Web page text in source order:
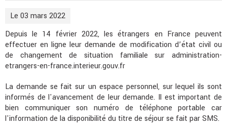
Le 03 mars 2022
Depuis le 14 février 2022, les étrangers en France peuvent
effectuer en ligne leur demande de modification d’état civil ou
de changement de situation familiale sur administration-
etrangers-en-france.interieur.gouv.fr
La demande se fait sur un espace personnel, sur lequel ils sont
informés de l'avancement de leur demande. Il est important de
bien communiquer son numéro de téléphone portable car
l'information de la disponibilité du titre de séjour se fait par SMS.